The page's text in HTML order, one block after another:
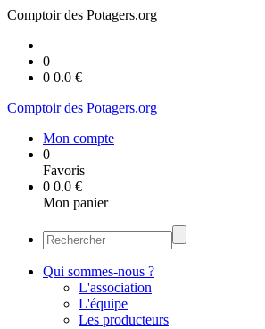
Comptoir des Potagers.org
0
0 0.0 €
Comptoir des Potagers.org
Mon compte
0
Favoris
0 0.0 €
Mon panier
Qui sommes-nous ?
L'association
L'équipe
Les producteurs